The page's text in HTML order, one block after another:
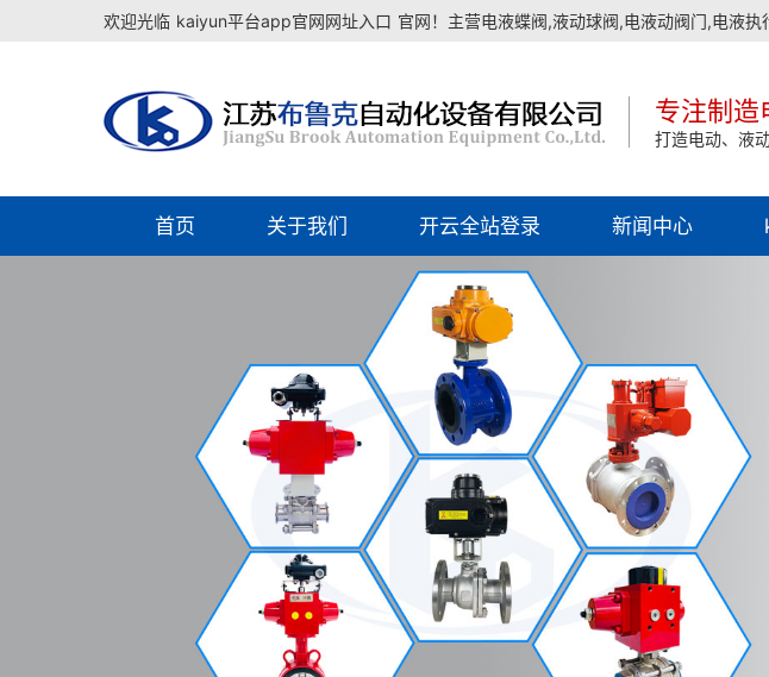
欢迎光临 kaiyun平台app官网网址入口 官网！主营电液蝶阀,液动球阀,电液动阀门,电液执
专注制造
打造电动、液
首页 关于我们 开云全站登录 新闻中心